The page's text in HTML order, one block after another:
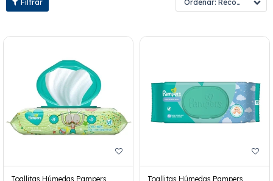
Recomendados
Toallitas Húmedas Pampers
Toallitas Húmedas Pampers